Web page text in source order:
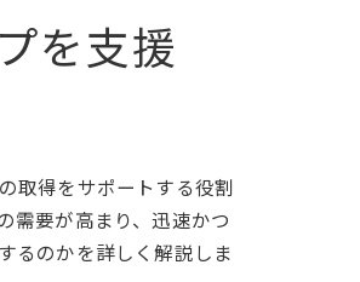
を支援
取得をサポートする役割
需要が高まり、迅速かつ
るのかを詳しく解説しま